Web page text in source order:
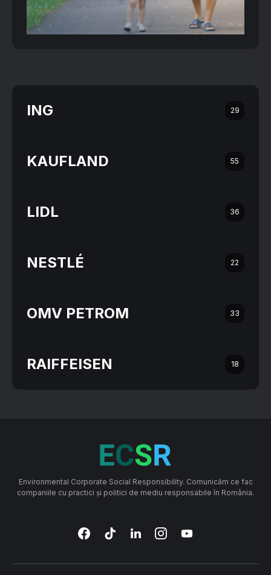
ING 29
KAUFLAND 55
LIDL 36
NESTLÉ 22
OMV PETROM 33
RAIFFEISEN 18
Environmental Corporate Social Responsibility. Comunicăm ce fac
companiile cu practici și politici de mediu responsabile în România.